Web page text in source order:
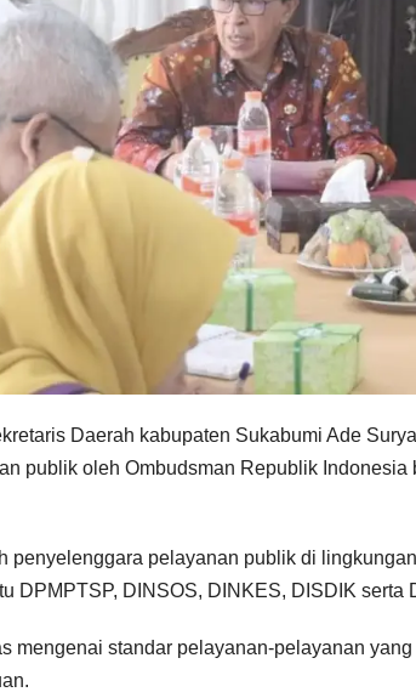
Daerah kabupaten Sukabumi Ade
publik oleh Ombudsman Republik
penyelenggara pelayanan publik di
DPMPTSP, DINSOS, DINKES, DISDIK serta
mengenai standar pelayanan-pelayanan